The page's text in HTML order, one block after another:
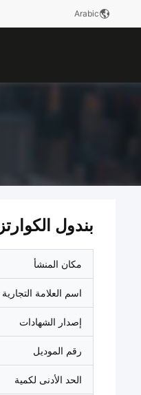
Arabic
بندول الكوارتز
مكان المنشأ
اسم العلامة التجارية
إصدار الشهادات
رقم الموديل
الحد الأدنى لكمية